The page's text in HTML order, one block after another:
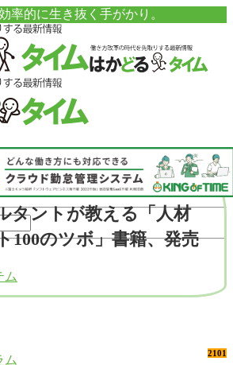
率的に生き抜く手がかり。
ム
ム
タントが教える「人材
100のツボ」書籍、発売
2101